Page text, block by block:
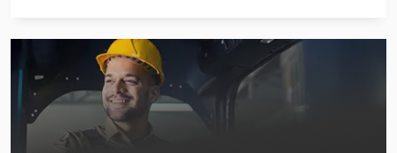
Komatsu Pc240Lc
Komatsu Pc240Lc-8
Komatsu Pc240Nlc-10